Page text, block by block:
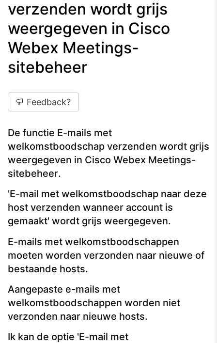
verzenden wordt grijs
weergegeven in Cisco
Webex Meetings-
sitebeheer
Feedback?
De functie E-mails met
welkomstboodschap verzenden wordt grijs
weergegeven in Cisco Webex Meetings-
sitebeheer.
'E-mail met welkomstboodschap naar deze
host verzenden wanneer account is
gemaakt' wordt grijs weergegeven.
E-mails met welkomstboodschappen
moeten worden verzonden naar nieuwe of
bestaande hosts.
Aangepaste e-mails met
welkomstboodschappen worden niet
verzonden naar nieuwe hosts.
Ik kan de optie 'E-mail met